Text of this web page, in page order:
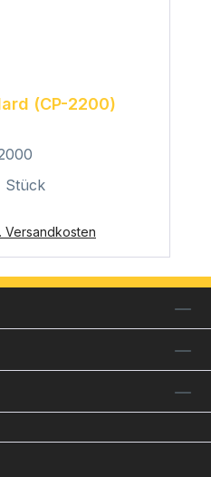
(CP-2200)
Stück
Versandkosten